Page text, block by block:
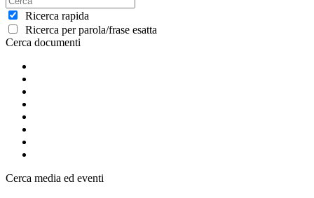
Ricerca rapida
Ricerca per parola/frase esatta
Cerca documenti
Cerca media ed eventi